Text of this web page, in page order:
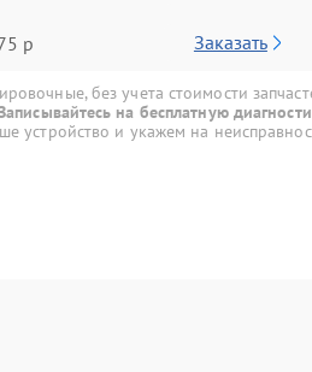
р Заказать
без учета стоимости
на бесплатную
устройство и укажем на